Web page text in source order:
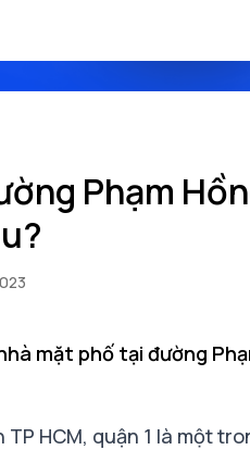
Phạm
mặt phố tại đường
HCM, quận 1 là một